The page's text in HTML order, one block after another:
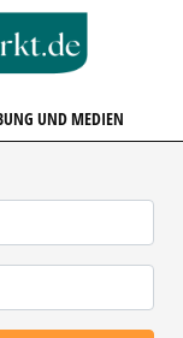
UND MEDIEN